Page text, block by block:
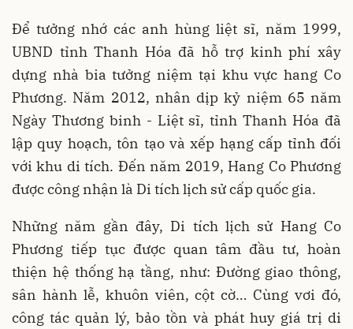
Để tưởng nhớ các anh hùng liệt sĩ, năm 1999,
UBND tỉnh Thanh Hóa đã hỗ trợ kinh phí xây
dựng nhà bia tưởng niệm tại khu vực hang Co
Phương. Năm 2012, nhân dịp kỷ niệm 65 năm
Ngày Thương binh - Liệt sĩ, tỉnh Thanh Hóa đã
lập quy hoạch, tôn tạo và xếp hạng cấp tỉnh đối
với khu di tích. Đến năm 2019, Hang Co Phương
được công nhận là Di tích lịch sử cấp quốc gia.
Những năm gần đây, Di tích lịch sử Hang Co
Phương tiếp tục được quan tâm đầu tư, hoàn
thiện hệ thống hạ tầng, như: Đường giao thông,
sân hành lễ, khuôn viên, cột cờ… Cùng vơi đó,
công tác quản lý, bảo tồn và phát huy giá trị di